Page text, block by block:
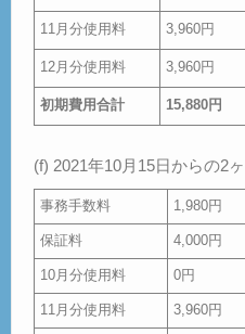
11月分使用料 3,960円
12月分使用料 3,960円
初期費用合計 15,880円
(f) 2021年10月15日からの2
事務手数料 1,980円
保証料 4,000円
10月分使用料 0円
11月分使用料 3,960円